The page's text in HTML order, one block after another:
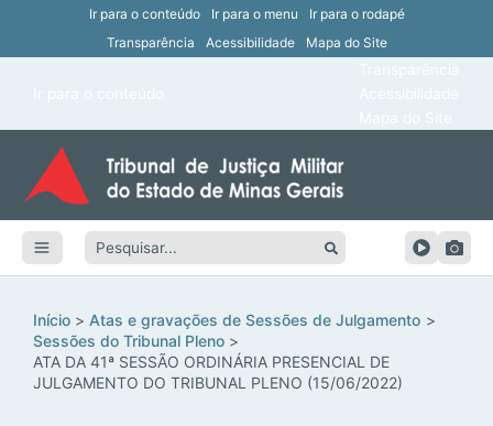
Ir para o conteúdo Ir para o menu
Ir para o rodapé
Transparência
Acessibilidade Mapa do Site
Pesquisar:
Início
Atas e gravações de Sessões de Julgamento
Sessões do Tribunal Pleno
ATA DA 41ª SESSÃO ORDINÁRIA PRESENCIAL DE
JULGAMENTO DO TRIBUNAL PLENO (15/06/2022)